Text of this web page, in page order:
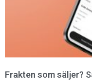
Frakten som säljer?